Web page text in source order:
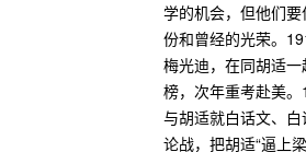
学的机会，但他们
份和曾经的光荣。
梅光迪，在同胡适
榜，次年重考赴美
与胡适就白话文、
论战，把胡适“逼上